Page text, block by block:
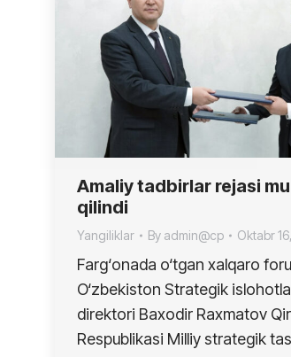
Amaliy tadbirlar rejasi
qilindi
Yangiliklar By admin@cp Oktabr
Farg‘onada o‘tgan xalqaro
O‘zbekiston Strategik
direktori Baxodir Raxmatov
Respublikasi Milliy strategik